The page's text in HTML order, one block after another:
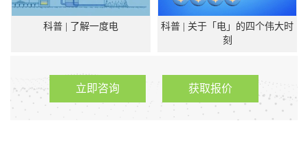
科普 | 了解一度电
科普 | 关于「电」的四个伟大时
刻
立即咨询 获取报价